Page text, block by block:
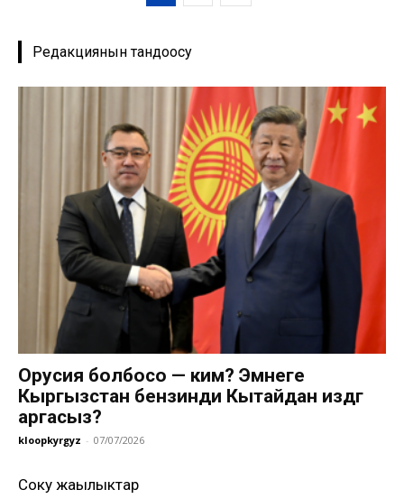
Редакциянын тандоосу
Орусия болбосо — ким? Эмнеге
Кыргызстан бензинди Кытайдан издөөгө
аргасыз?
kloopkyrgyz - 07/07/2026
Соңку жаңылыктар